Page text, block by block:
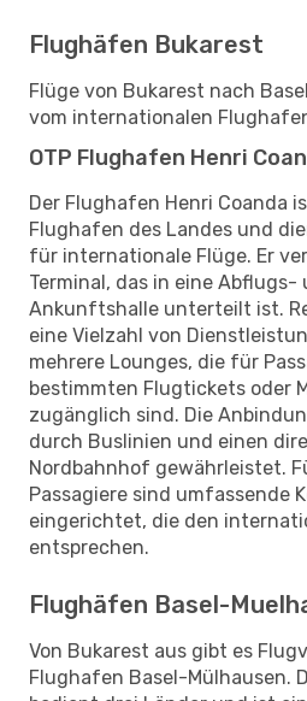
Flughäfen Bukarest
Flüge von Bukarest nach
vom internationalen
OTP Flughafen Henri
Der Flughafen Henri Coanda
Flughafen des Landes und
für internationale Flüge. Er
Terminal, das in eine Abflugs-
Ankunftshalle unterteilt ist.
eine Vielzahl von
mehrere Lounges, die für
bestimmten Flugtickets oder
zugänglich sind. Die
durch Buslinien und einen
Nordbahnhof gewährleistet.
Passagiere sind umfassende
eingerichtet, die den
entsprechen.
Flughäfen Basel-
Von Bukarest aus gibt es
Flughafen Basel-Mülhausen.